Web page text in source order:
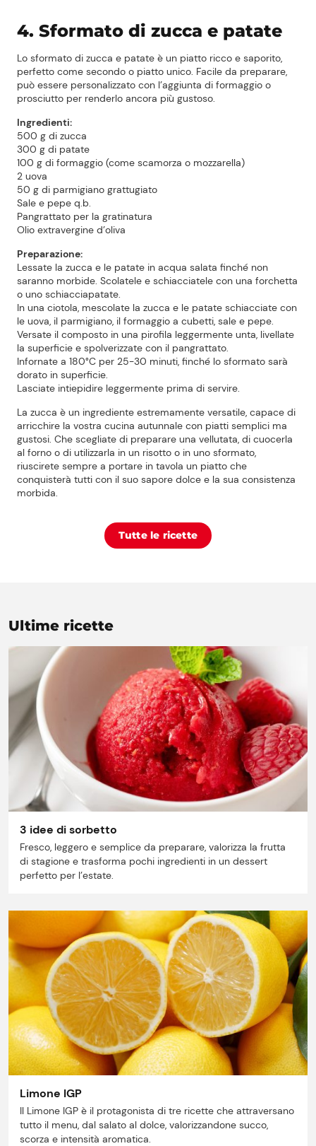
Il gruppo
Storie
Lavora con noi
Shop
4. Sformato di zucca e patate
Lo sformato di zucca e patate è un piatto ricco e saporito,
perfetto come secondo o piatto unico. Facile da preparare,
può essere personalizzato con l’aggiunta di formaggio o
prosciutto per renderlo ancora più gustoso.
Ingredienti:
500 g di zucca
300 g di patate
100 g di formaggio (come scamorza o mozzarella)
2 uova
50 g di parmigiano grattugiato
Sale e pepe q.b.
Pangrattato per la gratinatura
Olio extravergine d’oliva
Preparazione:
Lessate la zucca e le patate in acqua salata finché non
saranno morbide. Scolatele e schiacciatele con una forchetta
o uno schiacciapatate.
In una ciotola, mescolate la zucca e le patate schiacciate con
le uova, il parmigiano, il formaggio a cubetti, sale e pepe.
Versate il composto in una pirofila leggermente unta, livellate
la superficie e spolverizzate con il pangrattato.
Infornate a 180°C per 25-30 minuti, finché lo sformato sarà
dorato in superficie.
Lasciate intiepidire leggermente prima di servire.
La zucca è un ingrediente estremamente versatile, capace di
arricchire la vostra cucina autunnale con piatti semplici ma
gustosi. Che scegliate di preparare una vellutata, di cuocerla
al forno o di utilizzarla in un risotto o in uno sformato,
riuscirete sempre a portare in tavola un piatto che
conquisterà tutti con il suo sapore dolce e la sua consistenza
morbida.
Tutte le ricette
Ultime ricette
3 idee di sorbetto
Fresco, leggero e semplice da preparare, valorizza la frutta
di stagione e trasforma pochi ingredienti in un dessert
perfetto per l’estate.
Limone IGP
Il Limone IGP è il protagonista di tre ricette che attraversano
tutto il menu, dal salato al dolce, valorizzandone succo,
scorza e intensità aromatica.